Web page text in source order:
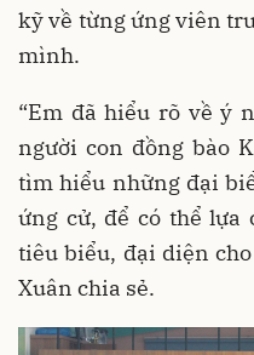
kỹ về từng ứng viên
mình.
“Em đã hiểu rõ về ý
người con đồng bào
tìm hiểu những đại
ứng cử, để có thể lựa
tiêu biểu, đại diện
Xuân chia sẻ.